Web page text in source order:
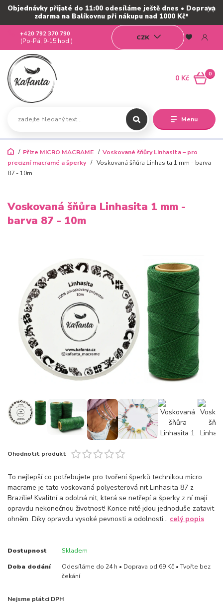
Objednávky přijaté do 11:00 odesíláme ještě dnes • Doprava
zdarma na Balíkovnu při nákupu nad 1000 Kč*
Menu
CZK
+420 792 370 790
(Po-Pá, 9-15 hod.)
0
0 Kč
Příze MICRO MACRAME
Voskované šňůry Linhasita – pro
precizní macramé a šperky
Voskovaná šňůra Linhasita 1 mm - barva
87 - 10m
Voskovaná šňůra Linhasita 1 mm -
barva 87 - 10m
Ohodnotit produkt
To nejlepší co potřebujete pro tvoření šperků technikou micro
macrame je tato voskovaná polyesterová nit Linhasita 87 z
Brazílie! Kvalitní a odolná nit, která se netřepí a šperky z ní mají
opravdu nekonečnou životnost! Konce nitě jdou jednoduše zatavit
ohněm. Díky opravdu vysoké pevnosti a odolnosti... celý popis
Dostupnost Skladem
Doba dodání
Odesíláme do 24 h • Doprava od 69 Kč • Tvořte bez
čekání
Nejsme plátci DPH